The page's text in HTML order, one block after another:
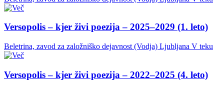
Versopolis – kjer živi poezija – 2025–2029 (1. leto)
Beletrina, zavod za založniško dejavnost (Vodja) Ljubljana V teku
Versopolis – kjer živi poezija – 2022–2025 (4. leto)